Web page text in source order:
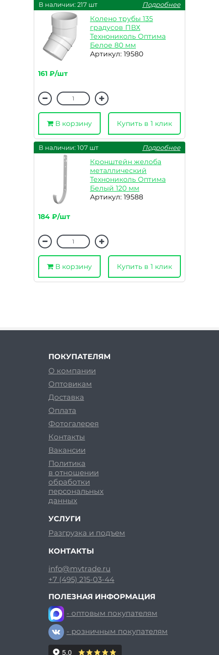
В наличии: 217 шт Подробнее
Колено трубы 135
градусов ПВХ
Технониколь Оптима
Белое 80 мм
Артикул: 19580
161 ₽/шт
В корзину Купить в 1 клик
В наличии: 107 шт Подробнее
Кронштейн желоба
металлический
Технониколь Оптима
Белый 120 мм
Артикул: 19588
184 ₽/шт
В корзину Купить в 1 клик
ПОКУПАТЕЛЯМ
О компании
Оптовикам
Доставка
Оплата
Фотогалерея
Контакты
Вакансии
Политика
в отношении
обработки
персональных
данных
УСЛУГИ
Разгрузка и подъем
КОНТАКТЫ
info@mvtrade.ru
+7 (495) 215-03-44
ПОЛЕЗНАЯ ИНФОРМАЦИЯ
- оптовым покупателям
- розничным покупателям